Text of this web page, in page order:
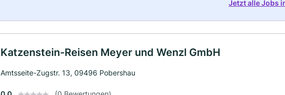
Jetzt alle Jobs
Katzenstein-Reisen Meyer und Wenzl GmbH
Amtsseite-Zugstr. 13, 09496 Pobershau